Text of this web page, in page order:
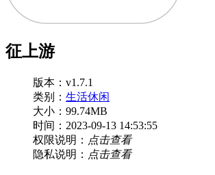
征上游
版本：v1.7.1
类别： 生活休闲
大小：99.74MB
时间：2023-09-13 14:53:55
权限说明： 点击查看
隐私说明： 点击查看